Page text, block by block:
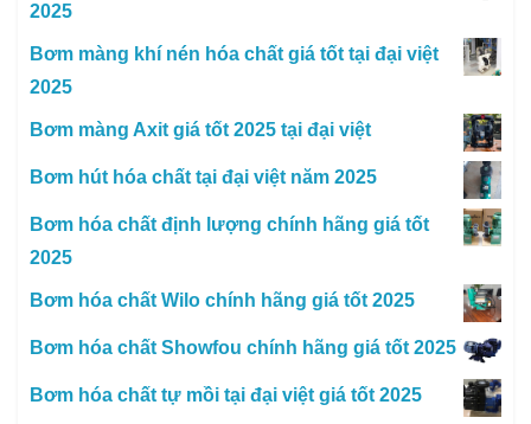
2025
Bơm màng khí nén hóa chất giá tốt tại đại việt
2025
Bơm màng Axit giá tốt 2025 tại đại việt
Bơm hút hóa chất tại đại việt năm 2025
Bơm hóa chất định lượng chính hãng giá tốt
2025
Bơm hóa chất Wilo chính hãng giá tốt 2025
Bơm hóa chất Showfou chính hãng giá tốt 2025
Bơm hóa chất tự mồi tại đại việt giá tốt 2025